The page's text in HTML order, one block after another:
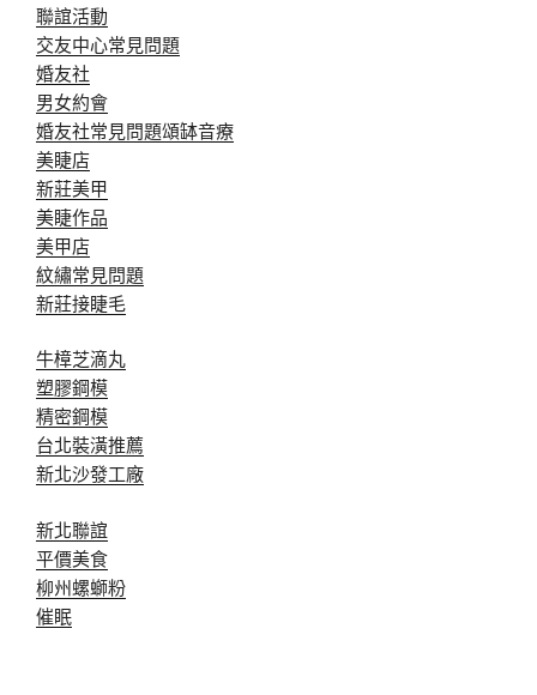
聯誼活動
交友中心常見問題
婚友社
男女約會
婚友社常見問題頌缽音療
美睫店
新莊美甲
美睫作品
美甲店
紋繡常見問題
新莊接睫毛
牛樟芝滴丸
塑膠鋼模
精密鋼模
台北裝潢推薦
新北沙發工廠
新北聯誼
平價美食
柳州螺螄粉
催眠